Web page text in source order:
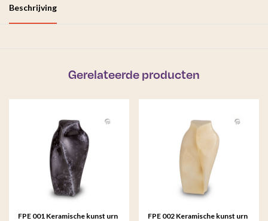
Beschrijving
Gerelateerde producten
FPE 001 Keramische kunst urn
FPE 002 Keramische kunst urn